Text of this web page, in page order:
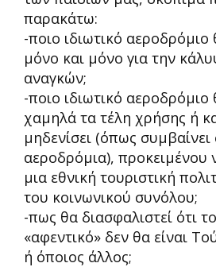
παρακάτω:
-ποιο ιδιωτικό αεροδρόμιο
μόνο και μόνο για την
αναγκών;
-ποιο ιδιωτικό αεροδρόμιο
χαμηλά τα τέλη χρήσης ή
μηδενίσει (όπως συμβαίνει
αεροδρόμια), προκειμένου
μια εθνική τουριστική
του κοινωνικού συνόλου;
-πως θα διασφαλιστεί ότι
«αφεντικό» δεν θα είναι
ή όποιος άλλος;